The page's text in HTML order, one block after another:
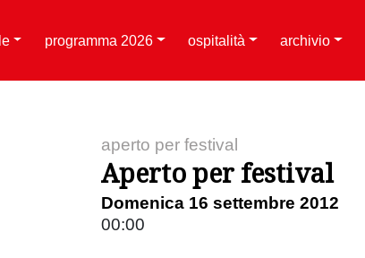
programma 2026 ospitalità archivio
aperto per festival
Aperto per festival
Domenica 16 settembre 2012
00:00